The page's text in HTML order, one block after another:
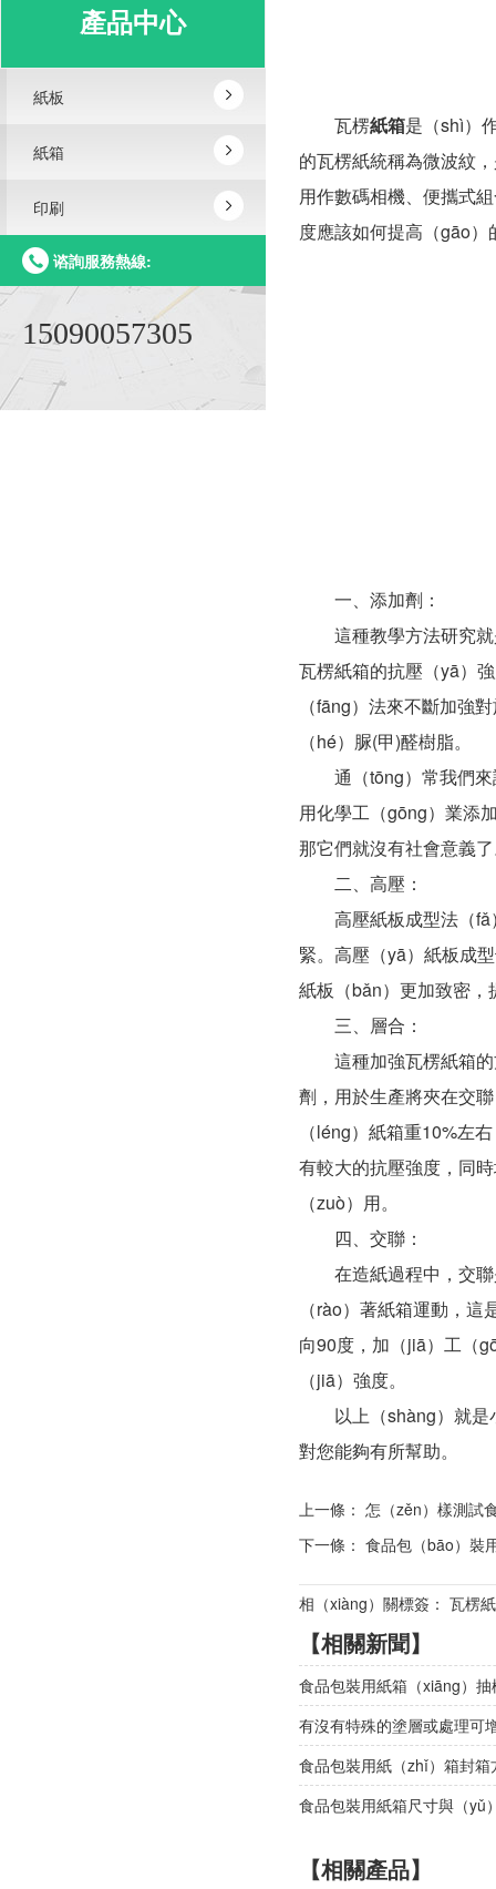
產品中心
紙板
紙箱
印刷
谘詢服務熱線:
15090057305
瓦楞紙箱是（shì）
的瓦楞紙統稱為微波紋
用作數碼相機、便攜式
度應該如何提高（gāo）
一、添加劑：
這種教學方法研究就
瓦楞紙箱的抗壓（yā）
（fāng）法來不斷加強
（hé）脲(甲)醛樹脂。
通（tōng）常我們來
用化學工（gōng）業添
那它們就沒有社會意義
二、高壓：
高壓紙板成型法（fǎ
緊。高壓（yā）紙板成
紙板（bǎn）更加致密，
三、層合：
這種加強瓦楞紙箱的
劑，用於生產將夾在交
（léng）紙箱重10%左
有較大的抗壓強度，同
（zuò）用。
四、交聯：
在造紙過程中，交聯
（rào）著紙箱運動，
向90度，加（jiā）工（
（jiā）強度。
以上（shàng）就是
對您能夠有所幫助。
上一條： 怎（zěn）樣測試
下一條： 食品包（bāo）裝
相（xiàng）關標簽： 瓦楞
【相關新聞】
食品包裝用紙箱（xiāng）
有沒有特殊的塗層或處理可
食品包裝用紙（zhǐ）箱封
食品包裝用紙箱尺寸與（yǔ
【相關產品】